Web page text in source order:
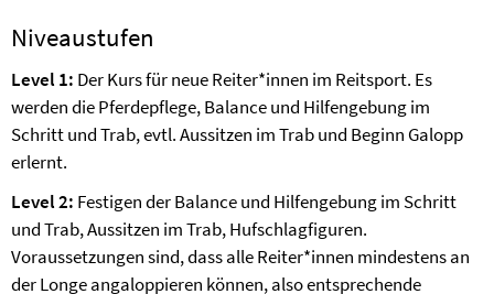
Niveaustufen
Level 1: Der Kurs für neue Reiter*innen im Reitsport. Es
werden die Pferdepflege, Balance und Hilfengebung im
Schritt und Trab, evtl. Aussitzen im Trab und Beginn Galopp
erlernt.
Level 2: Festigen der Balance und Hilfengebung im Schritt
und Trab, Aussitzen im Trab, Hufschlagfiguren.
Voraussetzungen sind, dass alle Reiter*innen mindestens an
der Longe angaloppieren können, also entsprechende